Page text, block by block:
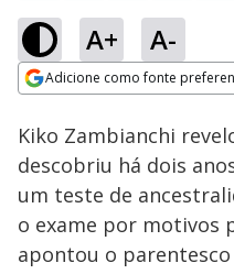
A+ A-
Adicione como fonte
Ativar
Loaded:
10.66%
Kiko Zambianchi
descobriu há dois
um teste de
o exame por motivos
apontou o